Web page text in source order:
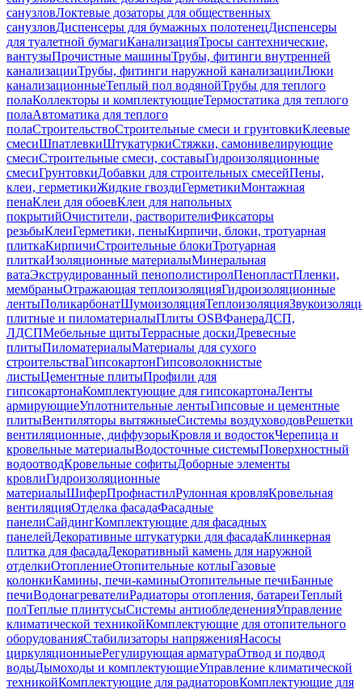
санузловЛоктевые дозаторы для общественных
санузловДиспенсеры для бумажных полотенецДиспенсеры
для туалетной бумагиКанализацияТросы сантехнические,
вантузыПрочистные машиныТрубы, фитинги внутренней
канализацииТрубы, фитинги наружной канализацииЛюки
канализационныеТеплый пол водянойТрубы для теплого
полаКоллекторы и комплектующиеТермостатика для теплого
полаАвтоматика для теплого
полаСтроительствоСтроительные смеси и грунтовкиКлеевые
смесиШпатлевкиШтукатуркиСтяжки, самонивелирующие
смесиСтроительные смеси, составыГидроизоляционные
смесиГрунтовкиДобавки для строительных смесейПены,
клеи, герметикиЖидкие гвоздиГерметикиМонтажная
пенаКлеи для обоевКлеи для напольных
покрытийОчистители, растворителиФиксаторы
резьбыКлеиГерметики, пеныКирпичи, блоки, тротуарная
плиткаКирпичиСтроительные блокиТротуарная
плиткаИзоляционные материалыМинеральная
ватаЭкструдированный пенополистиролПенопластПленки,
мембраныОтражающая теплоизоляцияГидроизоляционные
лентыПоликарбонатШумоизоляцияТеплоизоляция
плитные и пиломатериалыПлиты OSBФанераДСП,
ЛДСПМебельные щитыТеррасные доскиДревесные
плитыПиломатериалыМатериалы для сухого
строительстваГипсокартонГипсоволокнистые
листыЦементные плитыПрофили для
гипсокартонаКомплектующие для гипсокартонаЛенты
армирующиеУплотнительные лентыГипсовые и цементные
плитыВентиляторы вытяжныеСистемы воздуховодовРешетки
вентиляционные, диффузорыКровля и водостокЧерепица и
кровельные материалыВодосточные системыПоверхностный
водоотводКровельные софитыДоборные элементы
кровлиГидроизоляционные
материалыШиферПрофнастилРулонная кровляКровельная
вентиляцияОтделка фасадаФасадные
панелиСайдингКомплектующие для фасадных
панелейДекоративные штукатурки для фасадаКлинкерная
плитка для фасадаДекоративный камень для наружной
отделкиОтоплениеОтопительные котлыГазовые
колонкиКамины, печи-каминыОтопительные печиБанные
печиВодонагревателиРадиаторы отопления, батареиТеплый
полТеплые плинтусыСистемы антиобледененияУправление
климатической техникойКомплектующие для отопительного
оборудованияСтабилизаторы напряженияНасосы
циркуляционныеРегулирующая арматураОтвод и подвод
водыДымоходы и комплектующиеУправление климатической
техникойКомплектующие для радиаторовКомплектующие для